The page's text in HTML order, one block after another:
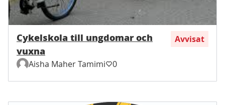
Cykelskola till ungdomar och
vuxna
Avvisat
Aisha Maher Tamimi 0